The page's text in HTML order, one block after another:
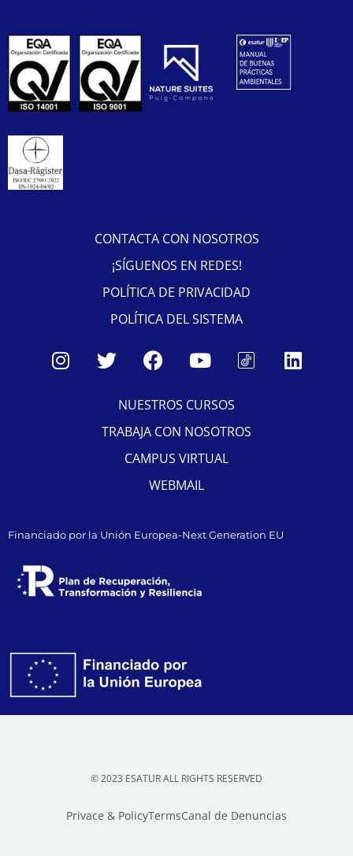
CONTACTA CON NOSOTROS
¡SÍGUENOS EN REDES!
POLÍTICA DE PRIVACIDAD
POLÍTICA DEL SISTEMA
NUESTROS CURSOS
TRABAJA CON NOSOTROS
CAMPUS VIRTUAL
WEBMAIL
Financiado por la Unión Europea-Next Generation EU
© 2023 ESATUR ALL RIGHTS RESERVED
Privace & PolicyTermsCanal de Denuncias